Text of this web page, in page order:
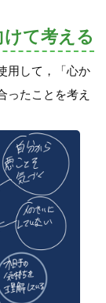
けて考える
用して，「心か
ったことを考え